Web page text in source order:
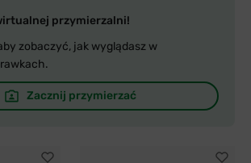
przymierzalni!
zobaczyć, jak wyglądasz w
Zacznij przymierzać